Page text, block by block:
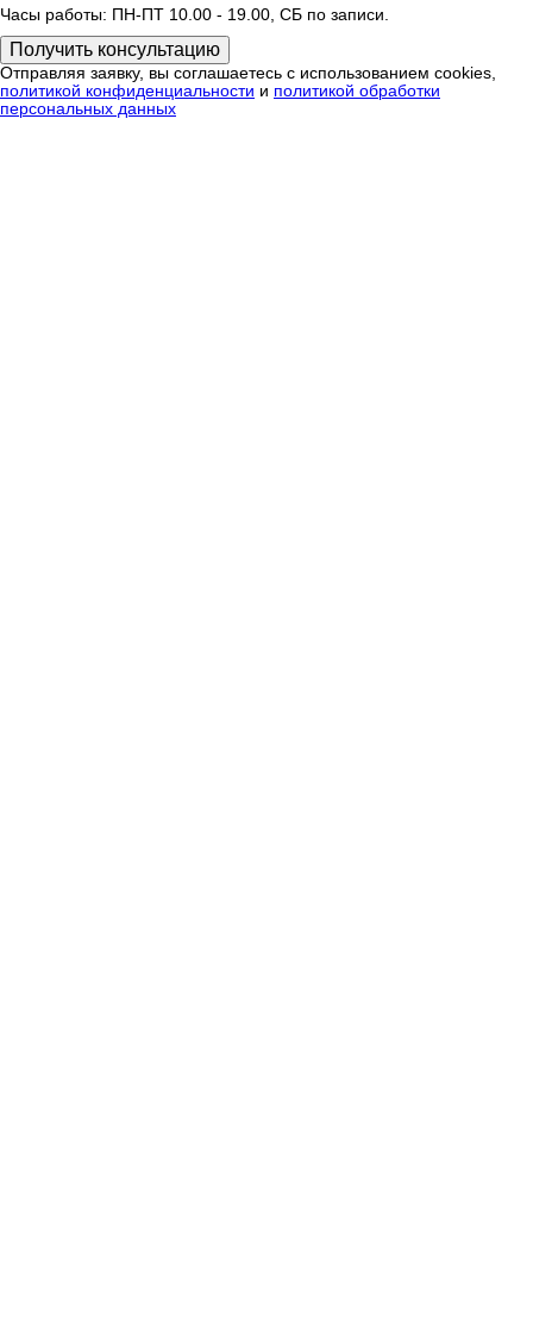
Часы работы: ПН-ПТ 10.00 - 19.00, СБ по записи.
Отправляя заявку, вы соглашаетесь с использованием cookies,
политикой конфиденциальности и политикой обработки
персональных данных